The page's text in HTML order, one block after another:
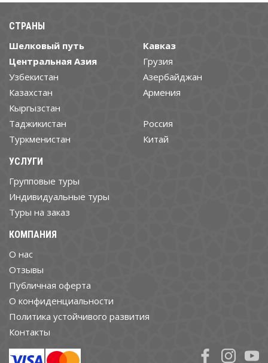
СТРАНЫ
Шелковый путь
Центральная Азия
Узбекистан
Казахстан
Кыргызстан
Таджикистан
Туркменистан
Кавказ
Грузия
Азербайджан
Армения
Россия
Китай
УСЛУГИ
Групповые туры
Индивидуальные туры
Туры на заказ
КОМПАНИЯ
О нас
Отзывы
Публичная оферта
О конфиденциальности
Политика устойчивого развития
Контакты